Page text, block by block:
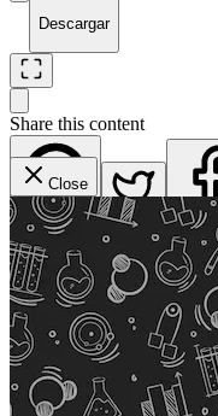
Descargar
Share this content
WhatsApp Twitter
Close